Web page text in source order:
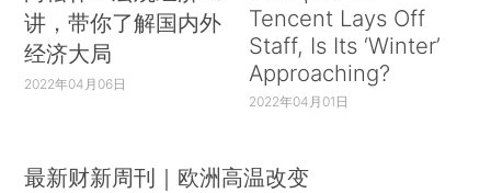
讲，带你了解国内外
经济大局
2022年04月06日
Tencent Lays Off
Staff, Is Its ‘Winter’
Approaching?
2022年04月01日
最新财新周刊｜欧洲高温改变